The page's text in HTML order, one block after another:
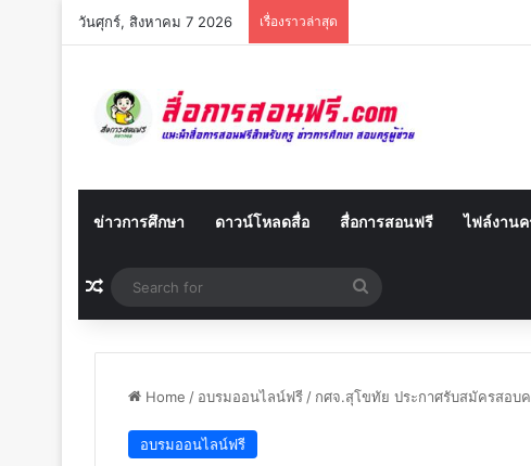
วันศุกร์, สิงหาคม 7 2026 เรื่องราวล่าสุด
ข่าวการศึกษา ดาวน์โหลดสื่อ สื่อการสอนฟรี ไฟล์งาน
Random Article
for
Home / อบรมออนไลน์ฟรี / กศจ.สุโขทัย ประกาศรับสมัครสอบ
อบรมออนไลน์ฟรี